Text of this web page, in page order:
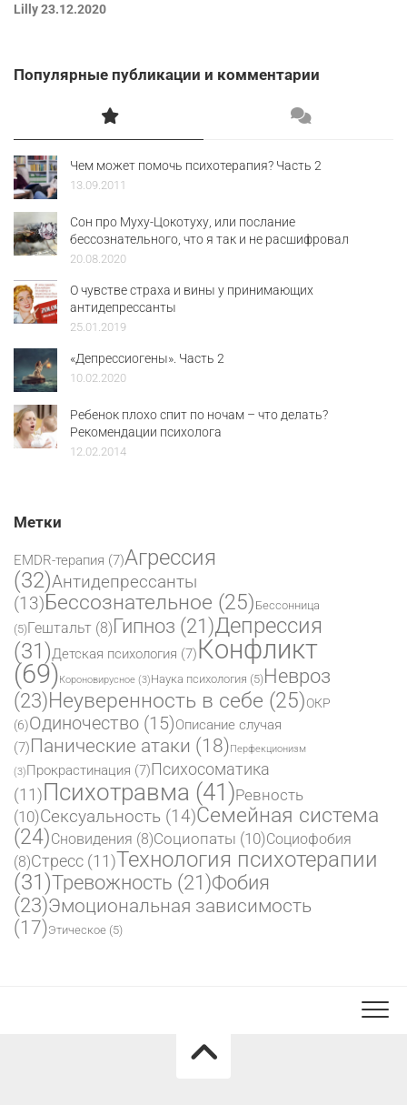
Lilly 23.12.2020
Популярные публикации и комментарии
Чем может помочь психотерапия? Часть 2
13.09.2011
Сон про Муху-Цокотуху, или послание
бессознательного, что я так и не расшифровал
20.08.2020
О чувстве страха и вины у принимающих
антидепрессанты
25.01.2019
«Депрессиогены». Часть 2
10.02.2020
Ребенок плохо спит по ночам – что делать?
Рекомендации психолога
12.02.2014
Метки
EMDR-терапия (7)Агрессия
(32)Антидепрессанты
(13)Бессознательное (25) Бессонница
(5)Гештальт (8)Гипноз (21)Депрессия
(31)Детская психология (7)Конфликт
(69)Короновирусное (3)Наука психология (5)Невроз
(23)Неуверенность в себе (25)ОКР
(6)Одиночество (15)Описание случая
(7)Панические атаки (18)Перфекционизм
(3)Прокрастинация (7)Психосоматика
(11)Психотравма (41)Ревность
(10)Сексуальность (14)Семейная система
(24)Сновидения (8)Социопаты (10)Социофобия
(8)Стресс (11)Технология психотерапии
(31)Тревожность (21)Фобия
(23)Эмоциональная зависимость
(17)Этическое (5)